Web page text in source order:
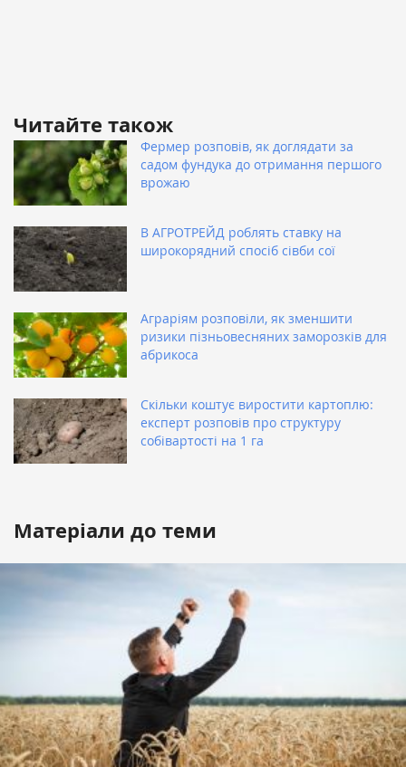
Читайте також
Фермер розповів, як доглядати за
садом фундука до отримання першого
врожаю
В АГРОТРЕЙД роблять ставку на
широкорядний спосіб сівби сої
Аграріям розповіли, як зменшити
ризики пізньовесняних заморозків для
абрикоса
Скільки коштує виростити картоплю:
експерт розповів про структуру
собівартості на 1 га
Матеріали до теми